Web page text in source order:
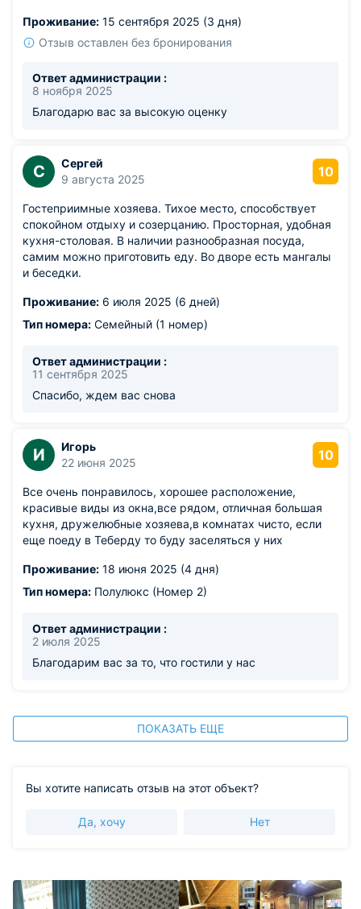
Проживание: 15 сентября 2025 (3 дня)
Отзыв оставлен без бронирования
Ответ администрации :
8 ноября 2025
Благодарю вас за высокую оценку
С
Сергей
9 августа 2025
10
Гостеприимные хозяева. Тихое место, способствует
спокойном отдыху и созерцанию. Просторная, удобная
кухня-столовая. В наличии разнообразная посуда,
самим можно приготовить еду. Во дворе есть мангалы
и беседки.
Проживание: 6 июля 2025 (6 дней)
Тип номера: Семейный (1 номер)
Ответ администрации :
11 сентября 2025
Спасибо, ждем вас снова
И
Игорь
22 июня 2025
10
Все очень понравилось, хорошее расположение,
красивые виды из окна,все рядом, отличная большая
кухня, дружелюбные хозяева,в комнатах чисто, если
еще поеду в Теберду то буду заселяться у них
Проживание: 18 июня 2025 (4 дня)
Тип номера: Полулюкс (Номер 2)
Ответ администрации :
2 июля 2025
Благодарим вас за то, что гостили у нас
ПОКАЗАТЬ ЕЩЕ
Вы хотите написать отзыв на этот объект?
Да, хочу Нет